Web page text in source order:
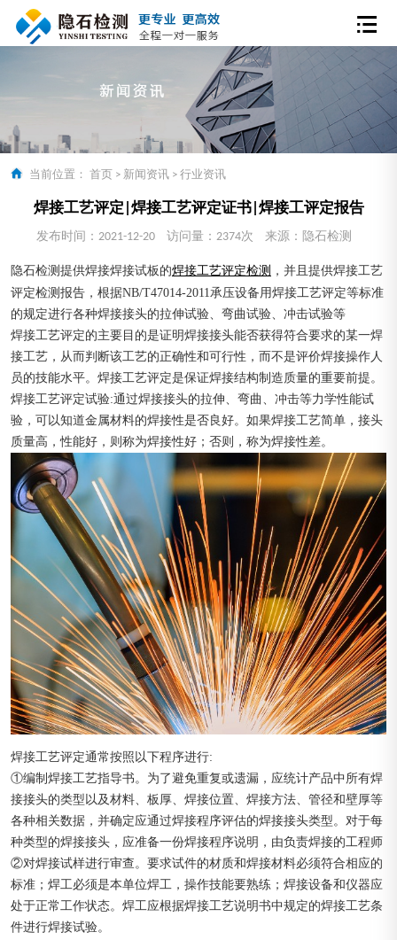
当前位置： 首页 > 新闻资讯 > 行业资讯
焊接工艺评定|焊接工艺评定证书|焊接工评定报告
发布时间：2021-12-20 访问量：2374次 来源：隐石检测
隐石检测提供焊接焊接试板的焊接工艺评定检测 ，并且提供焊接工艺
评定检测报告，根据NB/T47014-2011承压设备用焊接工艺评定等标准
的规定进行各种焊接接头的拉伸试验、弯曲试验、冲击试验等
焊接工艺评定的主要目的是证明焊接接头能否获得符合要求的某一焊
接工艺，从而判断该工艺的正确性和可行性，而不是评价焊接操作人
员的技能水平。焊接工艺评定是保证焊接结构制造质量的重要前提。
焊接工艺评定试验:通过焊接接头的拉伸、弯曲、冲击等力学性能试
验，可以知道金属材料的焊接性是否良好。如果焊接工艺简单，接头
质量高，性能好，则称为焊接性好；否则，称为焊接性差。
焊接工艺评定通常按照以下程序进行:
①编制焊接工艺指导书。为了避免重复或遗漏，应统计产品中所有焊
接接头的类型以及材料、板厚、焊接位置、焊接方法、管径和壁厚等
各种相关数据，并确定应通过焊接程序评估的焊接接头类型。对于每
种类型的焊接接头，应准备一份焊接程序说明，由负责焊接的工程师
②对焊接试样进行审查。要求试件的材质和焊接材料必须符合相应的
标准；焊工必须是本单位焊工，操作技能要熟练；焊接设备和仪器应
处于正常工作状态。焊工应根据焊接工艺说明书中规定的焊接工艺条
件进行焊接试验。